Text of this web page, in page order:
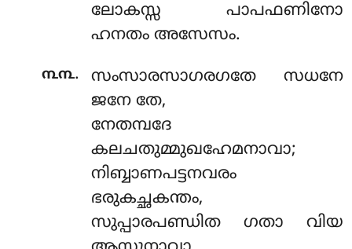
ലോകസ്സ പാപഫണിനോ
ഹനതം അസേസം.
൩൩.
സംസാരസാഗരഗതേ സധനേ
ജനേ തേ,
നേതമ്പദേ
കലചതുമ്മുഖഹേമനാവാ;
നിബ്ബാണപട്ടനവരം
ഭരുകച്ഛകന്തം,
സുപ്പാരപണ്ഡിത ഗതാ വിയ